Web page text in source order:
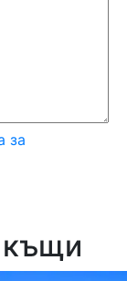
за
къщи